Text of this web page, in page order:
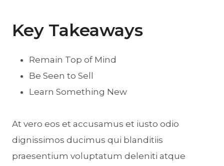
Key Takeaways
Remain Top of Mind
Be Seen to Sell
Learn Something New
At vero eos et accusamus et iusto odio
dignissimos ducimus qui blanditiis
praesentium voluptatum deleniti atque